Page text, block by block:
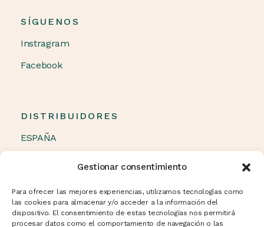
Gestionar consentimiento
Para ofrecer las mejores experiencias, utilizamos tecnologías como
las cookies para almacenar y/o acceder a la información del
dispositivo. El consentimiento de estas tecnologías nos permitirá
procesar datos como el comportamiento de navegación o las
SÍGUENOS
Instragram
Facebook
DISTRIBUIDORES
ESPAÑA